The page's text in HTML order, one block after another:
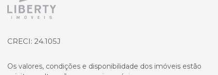
CRECI: 24.105J
Os valores, condições e disponibilidade dos imóveis estão